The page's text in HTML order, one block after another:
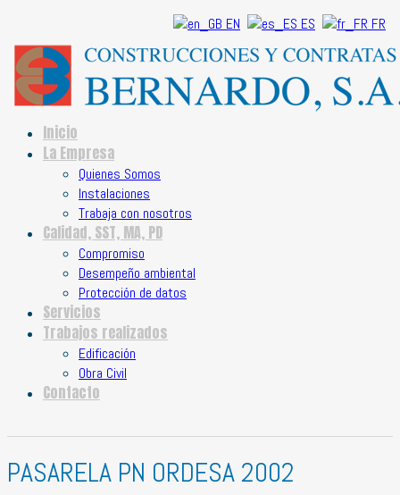
EN ES FR
Inicio
La Empresa
Quienes Somos
Instalaciones
Trabaja con nosotros
Calidad, SST, MA, PD
Compromiso
Desempeño ambiental
Protección de datos
Servicios
Trabajos realizados
Edificación
Obra Civil
Contacto
PASARELA PN ORDESA 2002